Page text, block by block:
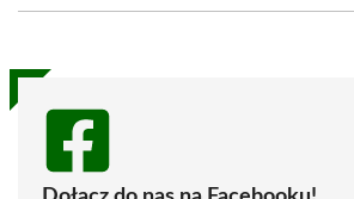
(Twitter)